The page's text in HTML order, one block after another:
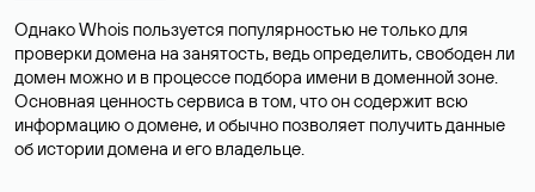
Однако Whois пользуется популярностью не только для
проверки домена на занятость, ведь определить, свободен ли
домен можно и в процессе подбора имени в доменной зоне.
Основная ценность сервиса в том, что он содержит всю
информацию о домене, и обычно позволяет получить данные
об истории домена и его владельце.